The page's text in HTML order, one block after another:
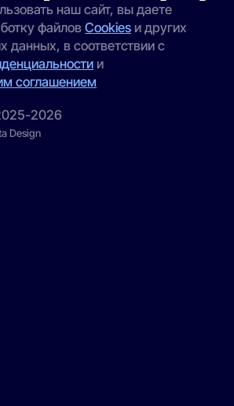
наш сайт, вы даете
файловCookies и других
данных, в соответствии с
и
соглашением
2026
Design